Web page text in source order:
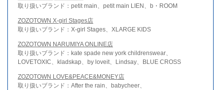
取り扱いブランド：petit main、petit main LIEN、b・ROOM
ZOZOTOWN X-girl Stages店
取り扱いブランド：X-girl Stages、XLARGE KIDS
ZOZOTOWN NARUMIYA ONLINE店
取り扱いブランド：kate spade new york childrenswear、
LOVETOXIC、kladskap、by loveit、Lindsay、BLUE CROSS
ZOZOTOWN LOVE&PEACE&MONEY店
取り扱いブランド：After the rain、babycheer、